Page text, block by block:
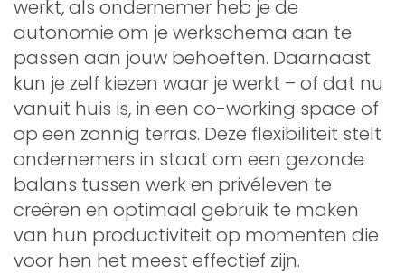
werkt, als ondernemer heb je de
autonomie om je werkschema aan te
passen aan jouw behoeften. Daarnaast
kun je zelf kiezen waar je werkt – of dat nu
vanuit huis is, in een co-working space of
op een zonnig terras. Deze flexibiliteit stelt
ondernemers in staat om een gezonde
balans tussen werk en privéleven te
creëren en optimaal gebruik te maken
van hun productiviteit op momenten die
voor hen het meest effectief zijn.